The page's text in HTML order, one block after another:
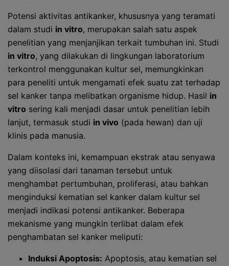
Potensi aktivitas antikanker, khususnya yang teramati
dalam studi in vitro, merupakan salah satu aspek
penelitian yang menjanjikan terkait tumbuhan ini. Studi
in vitro, yang dilakukan di lingkungan laboratorium
terkontrol menggunakan kultur sel, memungkinkan
para peneliti untuk mengamati efek suatu zat terhadap
sel kanker tanpa melibatkan organisme hidup. Hasil in
vitro sering kali menjadi dasar untuk penelitian lebih
lanjut, termasuk studi in vivo (pada hewan) dan uji
klinis pada manusia.
Dalam konteks ini, kemampuan ekstrak atau senyawa
yang diisolasi dari tanaman tersebut untuk
menghambat pertumbuhan, proliferasi, atau bahkan
menginduksi kematian sel kanker dalam kultur sel
menjadi indikasi potensi antikanker. Beberapa
mekanisme yang mungkin terlibat dalam efek
penghambatan sel kanker meliputi:
Induksi Apoptosis: Apoptosis, atau kematian sel